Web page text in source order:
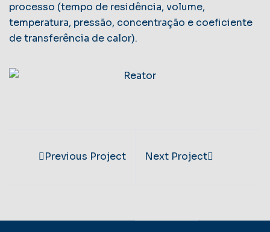
processo (tempo de residência, volume,
temperatura, pressão, concentração e coeficiente
de transferência de calor).
Previous Project Next Project